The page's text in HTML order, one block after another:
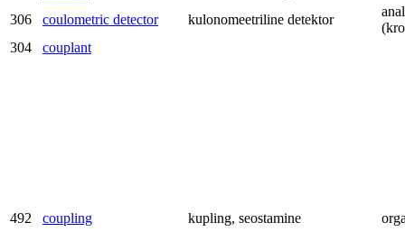
306 coulometric detector kulonomeetriline detektor
304
couplant
492 coupling kupling, seostamine